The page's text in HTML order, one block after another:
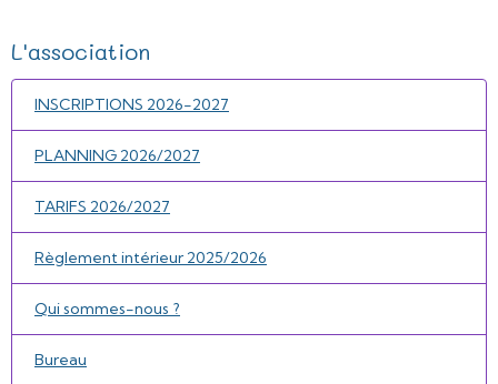
L'association
INSCRIPTIONS 2026-2027
PLANNING 2026/2027
TARIFS 2026/2027
Règlement intérieur 2025/2026
Qui sommes-nous ?
Bureau